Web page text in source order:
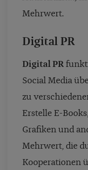
Mehrwert.
Digital PR
Digital PR
Social Media
zu
Erstelle E-
Grafiken und
Mehrwert, die
Kooperationen